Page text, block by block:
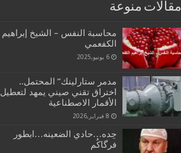
مقالات منوعة
محاسبة النفس – الشيخ إبراهيم
الكفعمي
6 يونيو,2025
مدمر ستارلينك” المحتمل..
اختراق تقني صيني يمهد لتعطيل
الأقمار الاصطناعية
8 فبراير,2026
حِده…حادي الضعينه…ابطور
فرگاكُم